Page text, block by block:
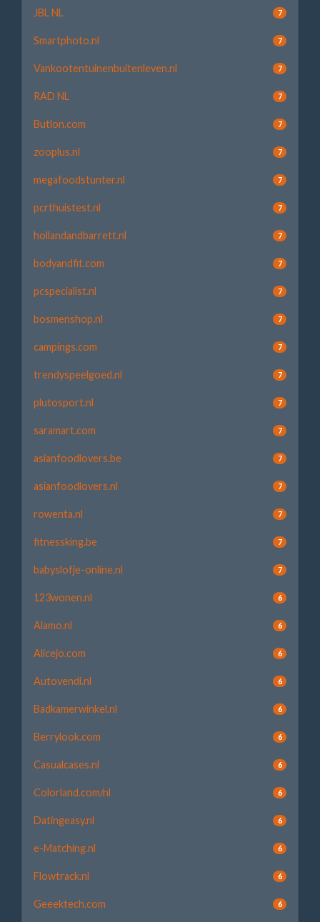
JBL NL 7
Smartphoto.nl 7
Vankootentuinenbuitenleven.nl 7
RAD NL 7
Butlon.com 7
zooplus.nl 7
megafoodstunter.nl 7
pcrthuistest.nl 7
hollandandbarrett.nl 7
bodyandfit.com 7
pcspecialist.nl 7
bosmenshop.nl 7
campings.com 7
trendyspeelgoed.nl 7
plutosport.nl 7
saramart.com 7
asianfoodlovers.be 7
asianfoodlovers.nl 7
rowenta.nl 7
fitnessking.be 7
babyslofje-online.nl 7
123wonen.nl 6
Alamo.nl 6
Alicejo.com 6
Autovendi.nl 6
Badkamerwinkel.nl 6
Berrylook.com 6
Casualcases.nl 6
Colorland.com/nl 6
Datingeasy.nl 6
e-Matching.nl 6
Flowtrack.nl 6
Geeektech.com 6